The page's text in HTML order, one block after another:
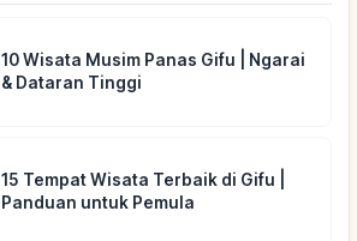
10 Wisata Musim Panas Gifu | Ngarai
& Dataran Tinggi
15 Tempat Wisata Terbaik di Gifu |
Panduan untuk Pemula